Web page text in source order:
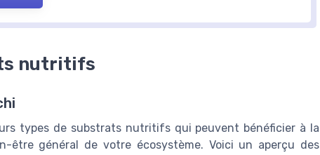
nutritifs
types de substrats nutritifs qui peuvent bénéficier à la
être général de votre écosystème. Voici un aperçu des